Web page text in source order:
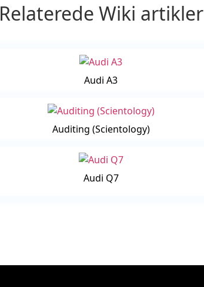
Relaterede Wiki artikler
Audi A3
Auditing (Scientology)
Audi Q7